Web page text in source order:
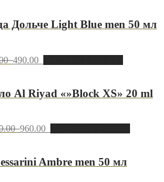
Дольче Light Blue men 50 мл
490.00
Al Riyad «»Block XS» 20 ml
960.00
Ambre men 50 мл